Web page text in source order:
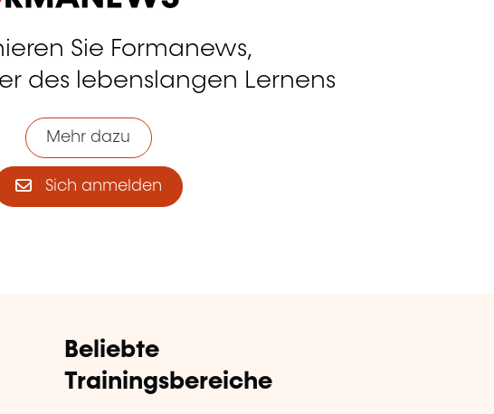
Sie Formanews,
des lebenslangen Lernens
Mehr dazu
Sich anmelden
Beliebte
Trainingsbereiche